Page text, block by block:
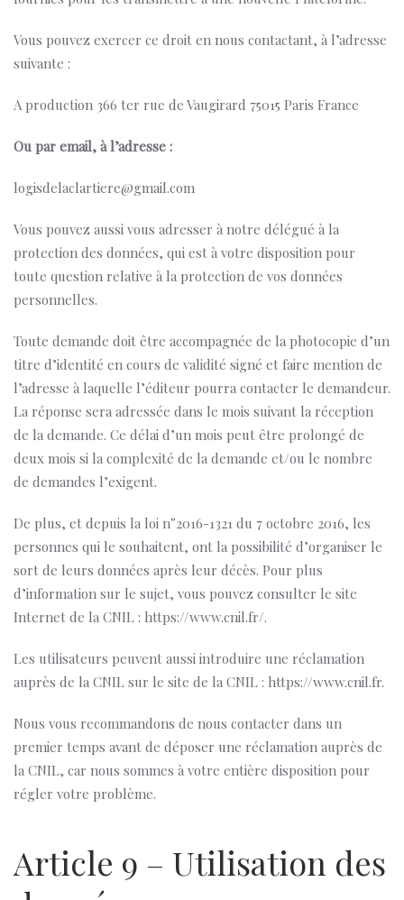
Vous pouvez exercer ce droit en nous contactant, à l’adresse
suivante :
A production 366 ter rue de Vaugirard 75015 Paris France
Ou par email, à l’adresse :
logisdelaclartiere@gmail.com
Vous pouvez aussi vous adresser à notre délégué à la
protection des données, qui est à votre disposition pour
toute question relative à la protection de vos données
personnelles.
Toute demande doit être accompagnée de la photocopie d’un
titre d’identité en cours de validité signé et faire mention de
l’adresse à laquelle l’éditeur pourra contacter le demandeur.
La réponse sera adressée dans le mois suivant la réception
de la demande. Ce délai d’un mois peut être prolongé de
deux mois si la complexité de la demande et/ou le nombre
de demandes l’exigent.
De plus, et depuis la loi n°2016-1321 du 7 octobre 2016, les
personnes qui le souhaitent, ont la possibilité d’organiser le
sort de leurs données après leur décès. Pour plus
d’information sur le sujet, vous pouvez consulter le site
Internet de la CNIL : https://www.cnil.fr/.
Les utilisateurs peuvent aussi introduire une réclamation
auprès de la CNIL sur le site de la CNIL : https://www.cnil.fr.
Nous vous recommandons de nous contacter dans un
premier temps avant de déposer une réclamation auprès de
la CNIL, car nous sommes à votre entière disposition pour
régler votre problème.
Article 9 – Utilisation des